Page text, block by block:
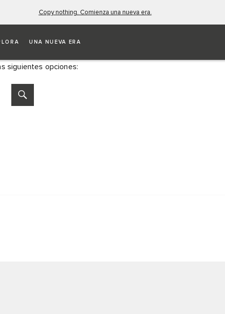
Copy nothing. Comienza una nueva era.
UNA NUEVA ERA
siguientes opciones: